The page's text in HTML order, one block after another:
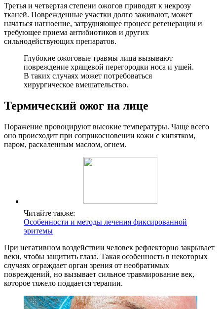
Третья и четвертая степени ожогов приводят к некрозу
тканей. Поврежденные участки долго заживают, может
начаться нагноение, затрудняющее процесс регенерации и
требующее приема антибиотиков и других
сильнодействующих препаратов.
Глубокие ожоговые травмы лица вызывают
повреждение хрящевой перегородки носа и ушей.
В таких случаях может потребоваться
хирургическое вмешательство.
Термический ожог на лице
Поражение провоцируют высокие температуры. Чаще всего
оно происходит при соприкосновении кожи с кипятком,
паром, раскаленным маслом, огнем.
Читайте также:
Особенности и методы лечения фиксированной
эритемы
При негативном воздействии человек рефлекторно закрывает
веки, чтобы защитить глаза. Такая особенность в некоторых
случаях ограждает орган зрения от необратимых
повреждений, но вызывает сильное травмирование век,
которое тяжело поддается терапии.